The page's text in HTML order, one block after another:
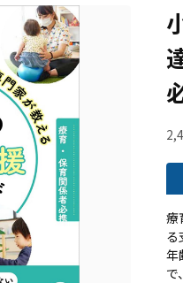
療
る
年
で